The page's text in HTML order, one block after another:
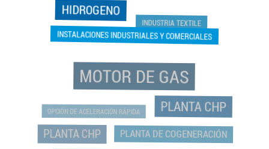
HIDROGENO
INDUSTRIA TEXTILE
INSTALACIONES INDUSTRIALES Y COMERCIALES
MOTOR DE GAS
OPCIÓN DE ACELERACIÓN RÁPIDA PLANTA CHP
PLANTA CHP PLANTA DE COGENERACIÓN